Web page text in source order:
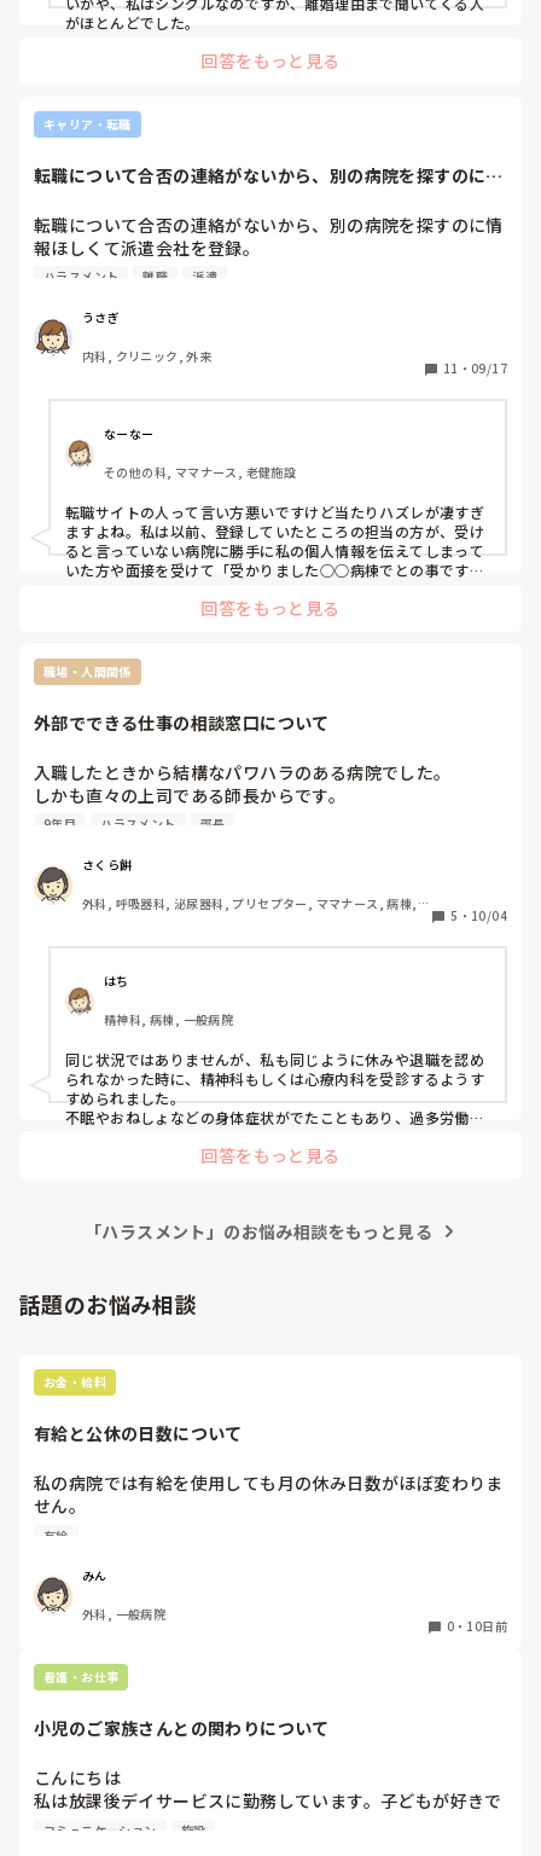
がほとんどでした。
回答をもっと見る
キャリア・転職
転職について合否の連絡がないから、別の病院を探すのに情
転職について合否の連絡がないから、別の病院を探すのに情
報ほしくて派遣会社を登録。
何時間後に連絡が来て電話で話したんだけど、担当の人がマ
今までされたハラスメント行為などを話して、こういう理由
で辞めました。っていうのを伝えたら
「まずクリニックを選んだ時点で間違いですよね。クリニッ
クって小規模でやってるから、大きな病院と違って人数も少
ない。そんな中で募集をかけてるってことは離職率が高いっ
てことです。離職率が高いってことは何かしらの原因がある
はずです。なんでクリニックを選んだんですか？」
と。
「給料がよかったから。」
「いくらもらってたんですか⁇」
「だからいくらですか⁇〇〇くらいですか⁇」
「そんなおいしい話あるわけないじゃないですか。それっ
て、それだけのお金出さないとよってこないってことです
んですよ。ちゃんと調べないと。紹介したところもダメだ
なんかイライラしてきて
「もうイライラするので、話終わっていいですか⁇話にならな
「だかれそれを踏まえてどんなところがいいかの話を…」
「もういいです。あなたに紹介してほしくありません。他あ
たります。」って言った。
入ってみないとわからないことあるし、表示されている募集
内容はいいことしか書いてない。
なんで辞めたのかとか聞けばよかったけど、人それぞれ辞め
る理由なんて違うでしょ。ってそのときは思った。
でも、今回のハラスメントの件があってからはなんで募集し
ているのか聞くようにはしてる。
初めてのカウンセリングでそんなに責める必要ある⁇
私の心が狭いんですかね…
ハラスメント 離職 派遣
うさぎ
内科, クリニック, 外来
11 ・ 09/17
なーなー
その他の科, ママナース, 老健施設
転職サイトの人って言い方悪いですけど当たりハズレが凄すぎ
ますよね。私は以前、登録していたところの担当の方が、受け
ると言っていない病院に勝手に私の個人情報を伝えてしまって
いた方や面接を受けて「受かりました○○病棟でとの事です」
するのにサイトを使うかどうかさえ迷います。
回答をもっと見る
職場・人間関係
外部でできる仕事の相談窓口について
入職したときから結構なパワハラのある病院でした。
しかも直々の上司である師長からです。
幾度と酷いことを言われてきましたが、好きで希望して入っ
耐えて耐えて2度の育休を取得させてもらって、復職して9年
目になります。復職してから益々追い詰められる出来事があ
りました。
6月に師長に一度退職意思を伝えると、パワハラモラハラ発
言をたくさんされました。この地点で3末退職はokもらえま
散々耐えてきて、今回耐えられなくなりハラスメント窓口に
相談に行きました。
そこから看護部長に繋いでもらって直接話を聞いて下さり、
12月末退職の了承を得られました。
退職理由はハラスメントもありますが、病院に行った訳では
ありませんが自律神経失調症や適応障害などメンタル＋身体
て非常勤で働きたいことも伝えましたが受け入れてもらえ
せん。慢性的な人手不足な病棟。そんな中、10-1月までに産
が、知っています。）
しかもリーダーできる人ばかりが抜けることになります。
て、益々精神的に追い詰められました。
私もリーダーする1人なので勤務が本当に組めない心配、
でも私もこの状況で3末まで働ける自信がありません。
休みたいために12月末退職を希望しています。
子どもがまだ保育園児なので退園にならない程度で求職活動
する期間も必要だからです。（現在のいっぱいいっぱいの生
前回体調不良での退職を受け入れてもらえなかった中で、今
回の発表で益々辞めることに対して強引に引き止めに合うこ
すが、相談できるところがありません。
外部で相談できるところはあるでしょうか？？
職は可能なのでしょうけど、ハラスメント発言のダメージが
益々一歩が踏み込めなくて困ってます。）
9年目 ハラスメント 部長
さくら餅
外科, 呼吸器科, 泌尿器科, プリセプター, ママナース, 病棟,
5 ・ 10/04
はち
精神科, 病棟, 一般病院
同じ状況ではありませんが、私も同じように休みや退職を認め
られなかった時に、精神科もしくは心療内科を受診するようす
すめられました。
不眠やおねしょなどの身体症状がでたこともあり、過多労働で
しました。不眠・不安障害？だったかな、薬もださないでもら
しました。
回答をもっと見る
「ハラスメント」のお悩み相談をもっと見る
話題のお悩み相談
お金・給料
有給と公休の日数について
私の病院では有給を使用しても月の休み日数がほぼ変わりま
せん。
上層部に確認すると、有給の数え方は
30日ある場合➞8.0日公休
もし31日ある月に有給を1日使用すれば
31日➖1日で残りの30日ある場合の公休8.0➕1日だから、休
（ちなみに2日有給取っても公休7.5日➕2日で9.5なので実質
1日しか増えません。）
ょうか？
有給
みん
外科, 一般病院
0・ 10日前
看護・お仕事
小児のご家族さんとの関わりについて
こんにちは
私は放課後デイサービスに勤務しています。子どもが好きで
慢性期病棟から転職しました。
コミュニケーション 施設